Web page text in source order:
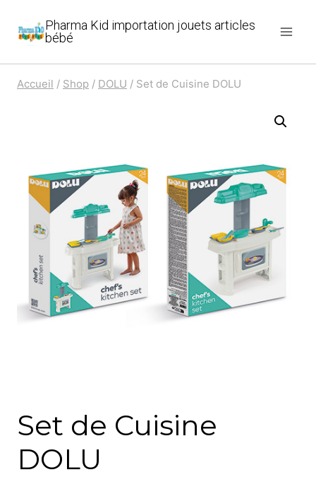
Pharma Kid importation jouets articles
bébé
Accueil / Shop / DOLU / Set de Cuisine DOLU
Set de Cuisine
DOLU